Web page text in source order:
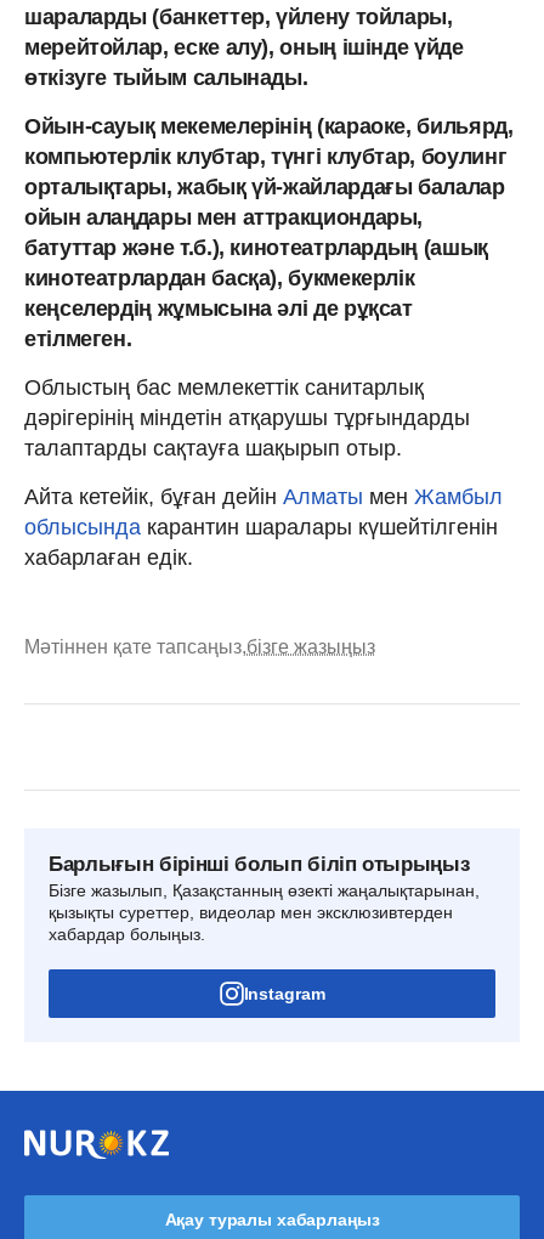
шараларды (банкеттер, үйлену тойлары,
мерейтойлар, еске алу), оның ішінде үйде
өткізуге тыйым салынады.
Ойын-сауық мекемелерінің (караоке, бильярд,
компьютерлік клубтар, түнгі клубтар, боулинг
орталықтары, жабық үй-жайлардағы балалар
ойын алаңдары мен аттракциондары,
батуттар және т.б.), кинотеатрлардың (ашық
кинотеатрлардан басқа), букмекерлік
кеңселердің жұмысына әлі де рұқсат
етілмеген.
Облыстың бас мемлекеттік санитарлық
дәрігерінің міндетін атқарушы тұрғындарды
талаптарды сақтауға шақырып отыр.
Айта кетейік, бұған дейін Алматы мен Жамбыл
облысында карантин шаралары күшейтілгенін
хабарлаған едік.
Мәтіннен қате тапсаңыз,бізге жазыңыз
Барлығын бірінші болып біліп отырыңыз
Бізге жазылып, Қазақстанның өзекті жаңалықтарынан,
қызықты суреттер, видеолар мен эксклюзивтерден
хабардар болыңыз.
Instagram
Ақау туралы хабарлаңыз